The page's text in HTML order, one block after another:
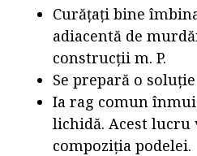
Curățați bine
adiacentă de
construcții m. P.
Se prepară o
Ia rag comun
lichidă. Acest lucru
compoziția podelei.